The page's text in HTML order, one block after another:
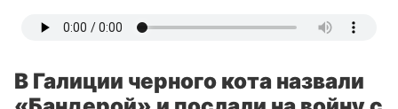
В Галиции черного кота назвали